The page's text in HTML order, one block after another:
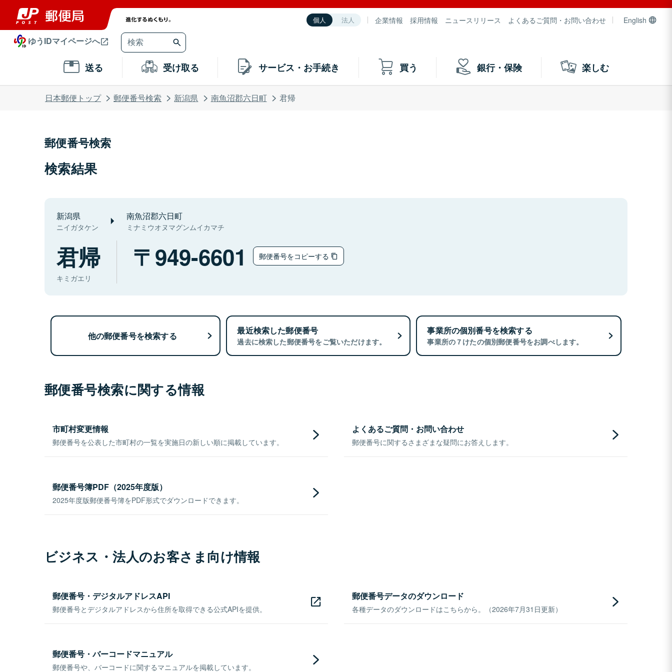
個人 法人 企業情報 採用情報 ニュースリリース よくあるご質問・お問い合わせ English
ゆうIDマイページへ
送る 受け取る サービス・お手続き 買う 銀行・保険 楽しむ
日本郵便トップ 郵便番号検索 新潟県 南魚沼郡六日町 君帰
郵便番号検索
検索結果
新潟県
ニイガタケン
南魚沼郡六日町
ミナミウオヌマグンムイカマチ
君帰
キミガエリ
949-6601 郵便番号をコピーする
他の郵便番号を検索する 最近検索した郵便番号
過去に検索した郵便番号をご覧いただけます。
事業所の個別番号を検索する
事業所の７けたの個別郵便番号をお調べします。
郵便番号検索に関する情報
市町村変更情報
郵便番号を公表した市町村の一覧を実施日の新しい順に掲載しています。
よくあるご質問・お問い合わせ
郵便番号に関するさまざまな疑問にお答えします。
郵便番号簿PDF（2025年度版）
2025年度版郵便番号簿をPDF形式でダウンロードできます。
ビジネス・法人のお客さま向け情報
郵便番号・デジタルアドレスAPI
郵便番号とデジタルアドレスから住所を取得できる公式APIを提供。
郵便番号データのダウンロード
各種データのダウンロードはこちらから。（2026年7月31日更新）
郵便番号・バーコードマニュアル
郵便番号や、バーコードに関するマニュアルを掲載しています。